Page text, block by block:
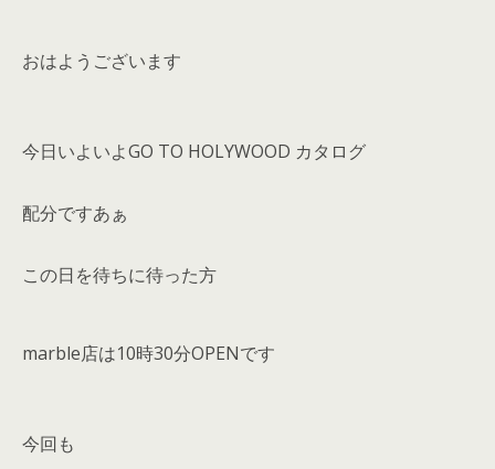
おはようございます
今日いよいよGO TO HOLYWOOD カタログ
配分ですあぁ
この日を待ちに待った方
marble店は10時30分OPENです
今回も